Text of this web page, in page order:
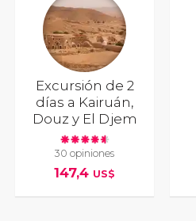
Excursión de 2
días a Kairuán,
Douz y El Djem
30 opiniones
147,4 US$